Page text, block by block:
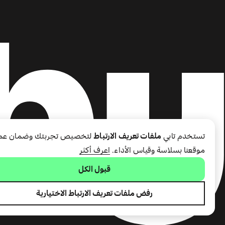
تستخدم تابي ملفات تعريف الارتباطلتخصيص تجربتك وضمان
موقعنا بسلاسة وقياس الأداء. اعرف أكثر
قبول الكل
رفض ملفات تعريف الارتباط الاختيارية